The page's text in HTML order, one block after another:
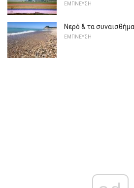
ΕΜΠΝΕΥΣΗ
Νερό & τα
ΕΜΠΝΕΥΣΗ